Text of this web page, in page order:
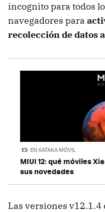
incognito para todos
navegadores para
recolección de datos
EN XATAKA MÓVIL
MIUI 12: qué móviles
sus novedades
Las versiones v12.1.4